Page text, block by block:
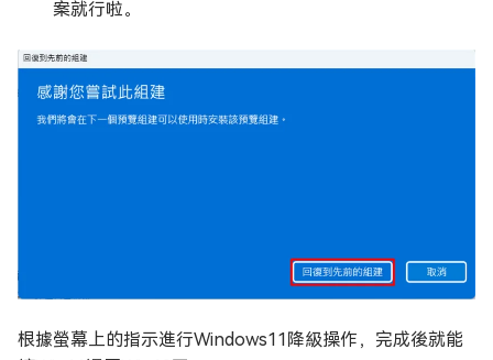
案就行啦。
根據螢幕上的指示進行Windows11降級操作，完成後就能